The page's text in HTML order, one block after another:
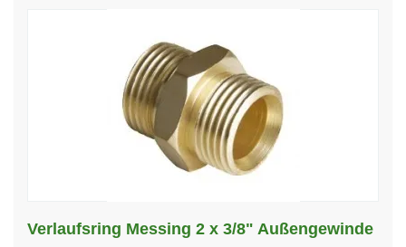
Verlaufsring Messing 2 x 3/8" Außengewinde